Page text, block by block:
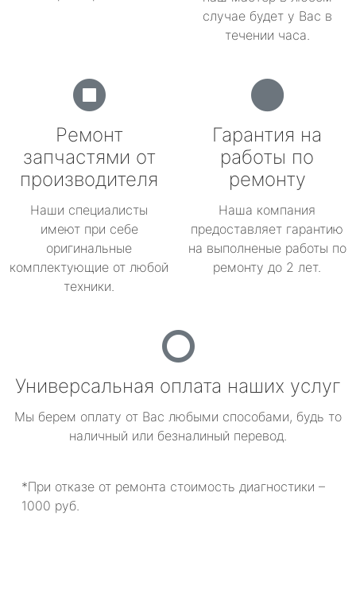
случае будет у Вас в
течении часа.
Ремонт
запчастями от
производителя
Наши специалисты
имеют при себе
оригинальные
комплектующие от любой
техники.
Гарантия на
работы по
ремонту
Наша компания
предоставляет гарантию
на выполненые работы по
ремонту до 2 лет.
Универсальная оплата наших услуг
Мы берем оплату от Вас любыми способами, будь то
наличный или безналиный перевод.
*При отказе от ремонта стоимость диагностики –
1000 руб.